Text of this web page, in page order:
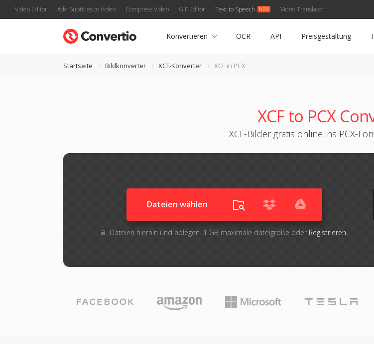
Video Editor Add Subtitles to Video Compress Video GIF Editor Text to Speech Video Translator
Konvertieren OCR API Preisgestaltung
Startseite Bildkonverter XCF-Konverter XCF in PCX
XCF to PCX
XCF-Bilder gratis online ins PCX-
Dateien wählen
Dateien hierhin und ablegen. 1 GB maximale dateigröße oder Registrieren